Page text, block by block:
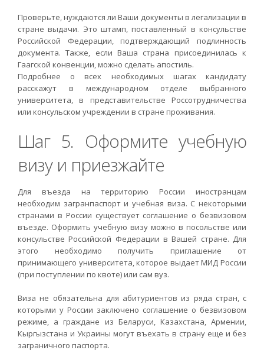
Проверьте, нуждаются ли Ваши документы в легализации в
стране выдачи. Это штамп, поставленный в консульстве
Российской Федерации, подтверждающий подлинность
документа. Также, если Ваша страна присоединилась к
Гаагской конвенции, можно сделать апостиль.
Подробнее о всех необходимых шагах кандидату
расскажут в международном отделе выбранного
университета, в представительстве Россотрудничества
или консульском учреждении в стране проживания.
Шаг 5. Оформите учебную
визу и приезжайте
Для въезда на территорию России иностранцам
необходим загранпаспорт и учебная виза. С некоторыми
странами в России существует соглашение о безвизовом
въезде. Оформить учебную визу можно в посольстве или
консульстве Российской Федерации в Вашей стране. Для
этого необходимо получить приглашение от
принимающего университета, которое выдает МИД России
(при поступлении по квоте) или сам вуз.
Виза не обязательна для абитуриентов из ряда стран, с
которыми у России заключено соглашение о безвизовом
режиме, а граждане из Беларуси, Казахстана, Армении,
Кыргызстана и Украины могут въехать в страну еще и без
заграничного паспорта.